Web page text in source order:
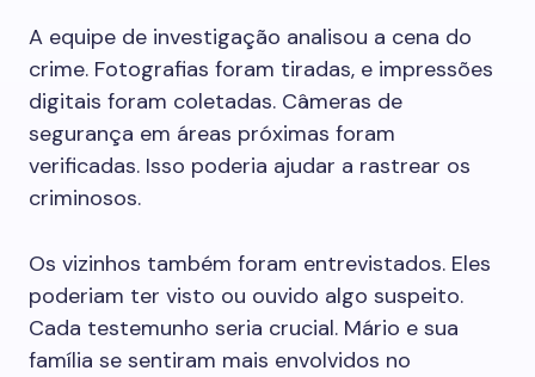
A equipe de investigação analisou a cena do
crime. Fotografias foram tiradas, e impressões
digitais foram coletadas. Câmeras de
segurança em áreas próximas foram
verificadas. Isso poderia ajudar a rastrear os
criminosos.
Os vizinhos também foram entrevistados. Eles
poderiam ter visto ou ouvido algo suspeito.
Cada testemunho seria crucial. Mário e sua
família se sentiram mais envolvidos no